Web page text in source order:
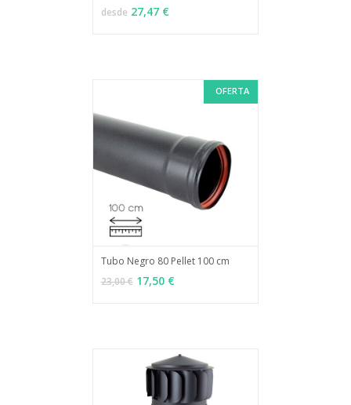
VER OPCIONES
desde 27,47 €
OFERTA
AÑADIR
Tubo Negro 80 Pellet 100 cm
23,00 € 17,50 €